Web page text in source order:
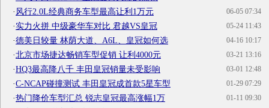
06-05 07:34
· 风行2.0L经典商务车型最高让利1万元
05-24 11:43
·实力火拼 中级豪华车对比 君越VS皇冠
04-16 10:17
·德美日较量 林荫大道、A6L、皇冠如何选
03-21 13:16
·北京市场捷达畅销车型促销 让利4000元
03-01 12:48
·HQ3最高降八千 丰田皇冠销量未受影响
01-29 07:29
·C-NCAP碰撞测试 丰田皇冠成首款5星车型
01-11 09:30
·热门降价车型汇总 锐志皇冠最高涨幅1万